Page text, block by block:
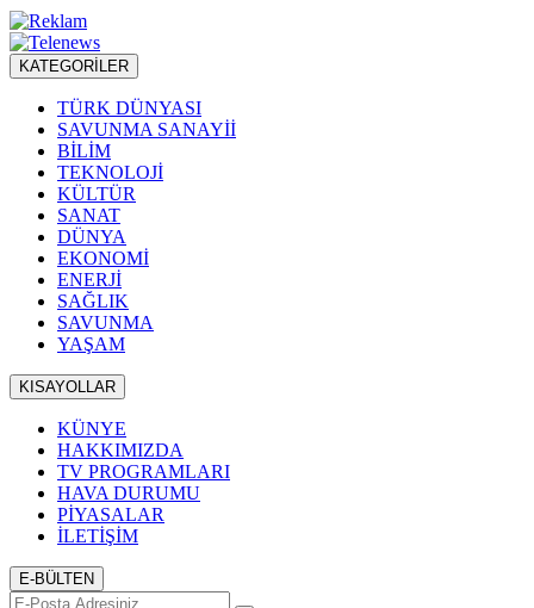
KATEGORİLER
TÜRK DÜNYASI
SAVUNMA SANAYİİ
BİLİM
TEKNOLOJİ
KÜLTÜR
SANAT
DÜNYA
EKONOMİ
ENERJİ
SAĞLIK
SAVUNMA
YAŞAM
KISAYOLLAR
KÜNYE
HAKKIMIZDA
TV PROGRAMLARI
HAVA DURUMU
PİYASALAR
İLETİŞİM
E-BÜLTEN